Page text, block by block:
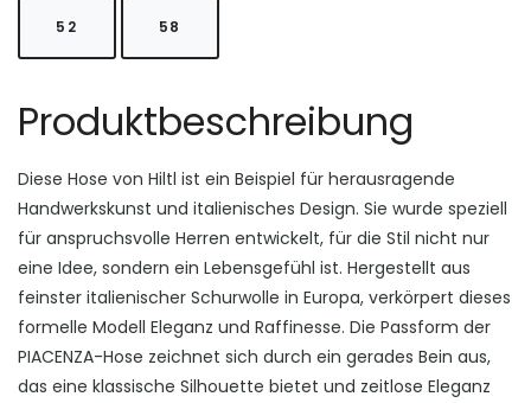
52 58
Produktbeschreibung
Diese Hose von Hiltl ist ein Beispiel für herausragende
Handwerkskunst und italienisches Design. Sie wurde speziell
für anspruchsvolle Herren entwickelt, für die Stil nicht nur
eine Idee, sondern ein Lebensgefühl ist. Hergestellt aus
feinster italienischer Schurwolle in Europa, verkörpert dieses
formelle Modell Eleganz und Raffinesse. Die Passform der
PIACENZA-Hose zeichnet sich durch ein gerades Bein aus,
das eine klassische Silhouette bietet und zeitlose Eleganz